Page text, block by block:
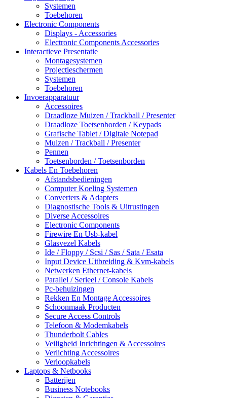
Systemen
Toebehoren
Electronic Components
Displays - Accessories
Electronic Components Accessories
Interactieve Presentatie
Montagesystemen
Projectieschermen
Systemen
Toebehoren
Invoerapparatuur
Accessoires
Draadloze Muizen / Trackball / Presenter
Draadloze Toetsenborden / Keypads
Grafische Tablet / Digitale Notepad
Muizen / Trackball / Presenter
Pennen
Toetsenborden / Toetsenborden
Kabels En Toebehoren
Afstandsbedieningen
Computer Koeling Systemen
Converters & Adapters
Diagnostische Tools & Uitrustingen
Diverse Accessoires
Electronic Components
Firewire En Usb-kabel
Glasvezel Kabels
Ide / Floppy / Scsi / Sas / Sata / Esata
Input Device Uitbreiding & Kvm-kabels
Netwerken Ethernet-kabels
Parallel / Serieel / Console Kabels
Pc-behuizingen
Rekken En Montage Accessoires
Schoonmaak Producten
Secure Access Controls
Telefoon & Modemkabels
Thunderbolt Cables
Veiligheid Inrichtingen & Accessoires
Verlichting Accessoires
Verloopkabels
Laptops & Netbooks
Batterijen
Business Notebooks